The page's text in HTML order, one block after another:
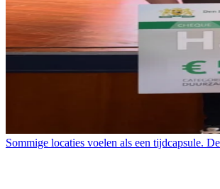
Sommige locaties voelen als een tijdcapsule.